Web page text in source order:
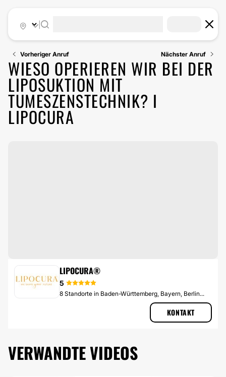
Vorheriger Anruf Nächster Anruf
WIESO OPERIEREN WIR BEI DER
LIPOSUKTION MIT
TUMESZENSTECHNIK? I
LIPOCURA
LIPOCURA®
5
8 Standorte in Baden-Württemberg, Bayern, Berlin...
KONTAKT
VERWANDTE VIDEOS